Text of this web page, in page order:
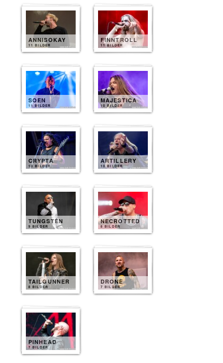
ANNISOKAY
11 BILDER
FINNTROLL
11 BILDER
SOEN
11 BILDER
MAJESTICA
10 BILDER
CRYPTA
10 BILDER
ARTILLERY
10 BILDER
TUNGSTEN
9 BILDER
NECROTTED
8 BILDER
TAILGUNNER
8 BILDER
DRONE
7 BILDER
PINHEAD
7 BILDER